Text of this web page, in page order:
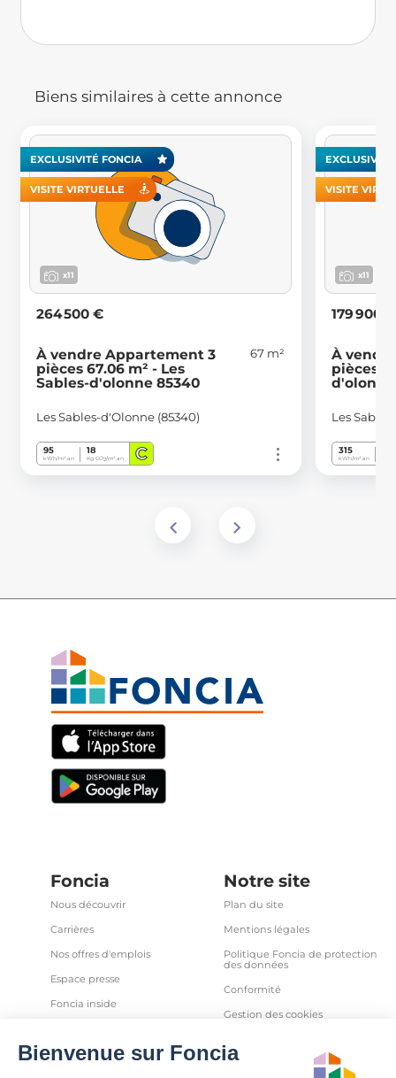
Biens similaires à cette annonce
EXCLUSIVITÉ FONCIA
VISITE VIRTUELLE
x11
264 500 €
À vendre Appartement 3
pièces 67.06 m² - Les
Sables-d'olonne 85340
67 m²
Les Sables-d'Olonne (85340)
95
kWh/m².an
18
Kg CO2/m².an C
VISITE
x11
179 900 €
À
pièces
d'olonne
Les
315
kWh/m².an
Foncia
Nous découvrir
Carrières
Nos offres d'emplois
Espace presse
Foncia inside
Partenaires
Notre site
Plan du site
Mentions légales
Politique Foncia de protection
des données
Conformité
Gestion des cookies
et autres traceurs
Sécurité informatique